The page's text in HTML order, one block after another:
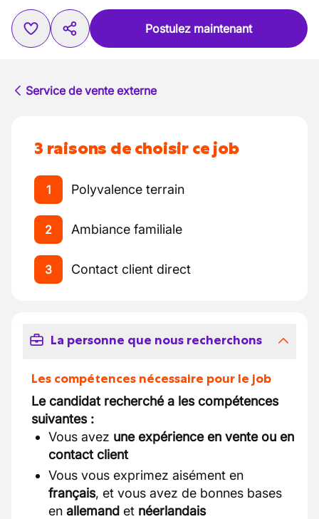
Postulez maintenant
Service de vente externe
3 raisons de choisir ce job
1 Polyvalence terrain
2 Ambiance familiale
3 Contact client direct
La personne que nous recherchons
Les compétences nécessaire pour le job
Le candidat recherché a les compétences
suivantes :
Vous avez une expérience en vente ou en
contact client
Vous vous exprimez aisément en
français, et vous avez de bonnes bases
en allemand et néerlandais